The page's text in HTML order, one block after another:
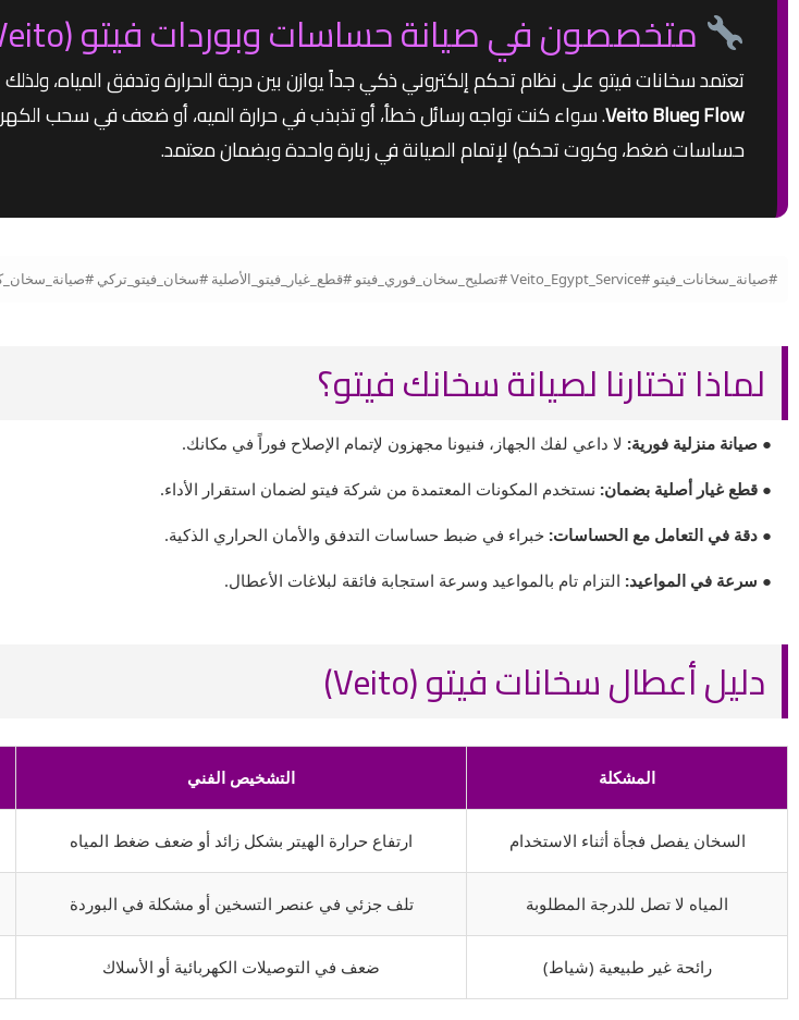
متخصصون في صيانة حساسات وبوردات فيتو (Veito)
تعتمد سخانات فيتو على نظام تحكم إلكتروني ذكي جداً يوازن بين درجة الحرارة وتدفق المياه، ولذلك
Flow وVeito Blue
. سواء كنت تواجه رسائل خطأ، أو تذبذب في حرارة الميه، أو ضعف في سحب
حساسات ضغط، وكروت تحكم) لإتمام الصيانة في زيارة واحدة وبضمان معتمد.
#صيانة_سخانات_فيتو #Veito_Egypt_Service #تصليح_سخان_فوري_فيتو #قطع_غيار_فيتو_الأصلية #سخان_فيتو_تركي #صيانة_سخان_كهرباء #مركز_صيانة_فيتو_مصر
لماذا تختارنا لصيانة سخانك فيتو؟
● صيانة منزلية فورية: لا داعي لفك الجهاز، فنيونا مجهزون لإتمام الإصلاح فوراً في مكانك.
● قطع غيار أصلية بضمان: نستخدم المكونات المعتمدة من شركة فيتو لضمان استقرار الأداء.
● دقة في التعامل مع الحساسات: خبراء في ضبط حساسات التدفق والأمان الحراري الذكية.
● سرعة في المواعيد: التزام تام بالمواعيد وسرعة استجابة فائقة لبلاغات الأعطال.
دليل أعطال سخانات فيتو (Veito)
المشكلة التشخيص الفني
السخان يفصل فجأة أثناء الاستخدام ارتفاع حرارة الهيتر بشكل زائد أو ضعف ضغط المياه
المياه لا تصل للدرجة المطلوبة تلف جزئي في عنصر التسخين أو مشكلة في البوردة
رائحة غير طبيعية (شياط) ضعف في التوصيلات الكهربائية أو الأسلاك